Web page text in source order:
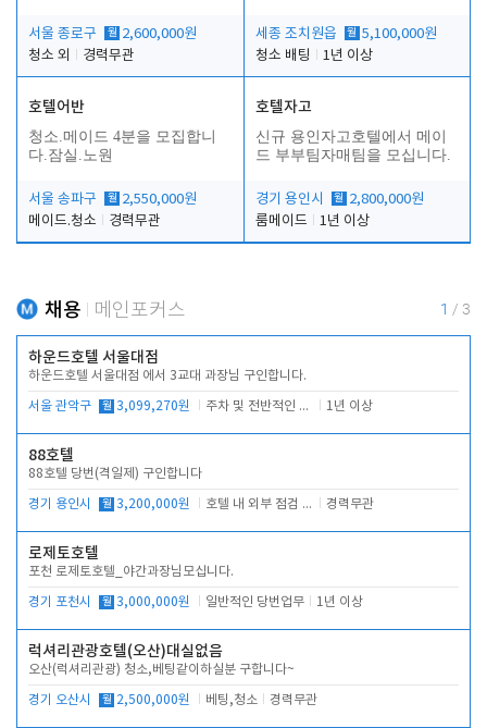
서울 종로구 월 2,600,000원
청소 외
경력무관
세종 조치원읍 월 5,100,000원
청소 배팅
1년 이상
호텔어반
청소.메이드 4분을 모집합니
다.잠실.노원
서울 송파구 월 2,550,000원
메이드.청소
경력무관
호텔자고
신규 용인자고호텔에서 메이
드 부부팀자매팀을 모십니다.
경기 용인시 월 2,800,000원
룸메이드
1년 이상
채용 메인포커스 1 / 3
하운드호텔 서울대점
하운드호텔 서울대점 에서 3교대 과장님 구인합니다.
서울 관악구 월 3,099,270원 주차 및 전반적인 당번업무 1년 이상
88호텔
88호텔 당번(격일제) 구인합니다
경기 용인시 월 3,200,000원 호텔 내 외부 점검 및 프런트 운영 경력무관
로제토호텔
포천 로제토호텔_야간과장님모십니다.
경기 포천시 월 3,000,000원 일반적인 당번업무 1년 이상
럭셔리관광호텔(오산)대실없음
오산(럭셔리관광) 청소,베팅같이하실분 구합니다~
경기 오산시 월 2,500,000원 베팅,청소 경력무관